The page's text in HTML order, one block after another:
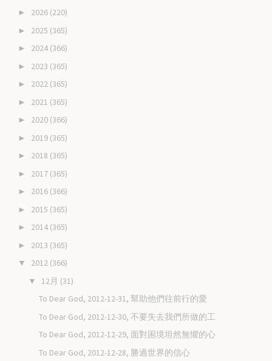
► 2026 (220)
► 2025 (365)
► 2024 (366)
► 2023 (365)
► 2022 (365)
► 2021 (365)
► 2020 (366)
► 2019 (365)
► 2018 (365)
► 2017 (365)
► 2016 (366)
► 2015 (365)
► 2014 (365)
► 2013 (365)
▼ 2012 (366)
▼ 12月 (31)
To Dear God, 2012-12-31, 幫助他們往前行的愛
To Dear God, 2012-12-30, 不要失去我們所做的工
To Dear God, 2012-12-29, 面對困境坦然無懼的心
To Dear God, 2012-12-28, 勝過世界的信心